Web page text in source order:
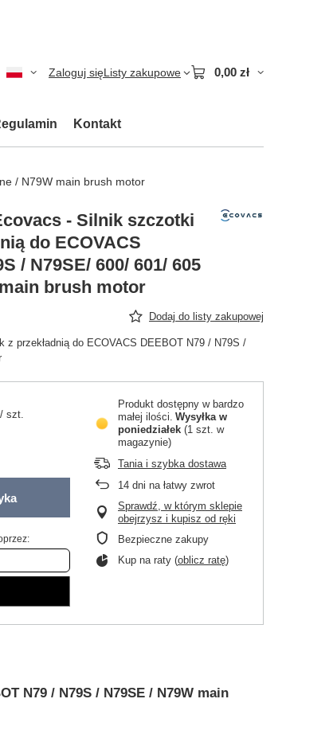
Zaloguj sięListy zakupowe 0,00 zł
Kontakt
/ N79W main brush motor
- Silnik szczotki
do ECOVACS
/ N79SE/ 600/ 601/ 605
brush motor
Dodaj do listy zakupowej
z przekładnią do ECOVACS DEEBOT N79 / N79S /
/ szt.
Produkt dostępny w bardzo
małej ilości Wysyłka w
poniedziałek (1 szt. w
magazynie)
Tania i szybka dostawa
14 dni na łatwy zwrot
Sprawdź, w którym sklepie
obejrzysz i kupisz od ręki
Bezpieczne zakupy
Kup na raty (oblicz ratę)
N79 / N79S / N79SE / N79W main